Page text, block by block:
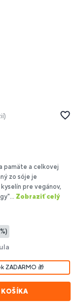
pamäte a celkovej
zo sóje je
pre vegánov,
Zobraziť celý
ZADARMO 🎁